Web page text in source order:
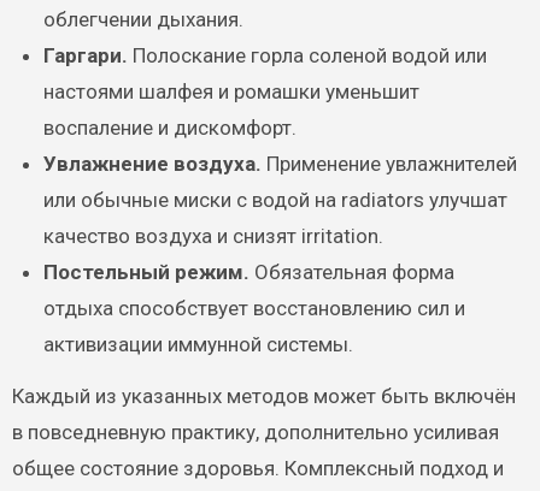
облегчении дыхания.
Гаргари. Полоскание горла соленой водой или
настоями шалфея и ромашки уменьшит
воспаление и дискомфорт.
Увлажнение воздуха. Применение увлажнителей
или обычные миски с водой на radiators улучшат
качество воздуха и снизят irritation.
Постельный режим. Обязательная форма
отдыха способствует восстановлению сил и
активизации иммунной системы.
Каждый из указанных методов может быть включён
в повседневную практику, дополнительно усиливая
общее состояние здоровья. Комплексный подход и